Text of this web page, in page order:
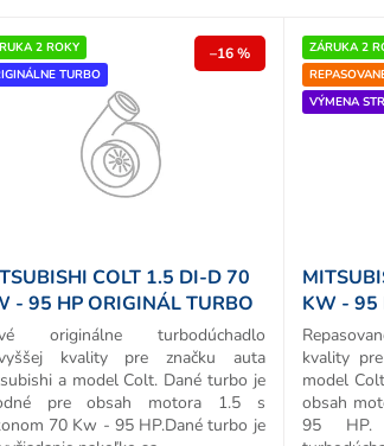
2 ROKY
TURBO
–16 %
COLT 1.5 DI-D 70
- 95 HP ORIGINÁL TURBO
originálne turbodúchadlo
kvality pre značku auta
a model Colt. Dané turbo je
pre obsah motora 1.5 s
70 Kw - 95 HP.Dané turbo je
ZÁRUKA 2
VÝMENA
KW - 95
kvality
model
obsah
95 HP.